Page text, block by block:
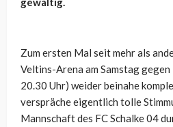
Zum ersten Mal seit mehr als
Veltins-Arena am Samstag
20.30 Uhr) weider beinahe
verspräche eigentlich tolle
Mannschaft des FC Schalke 04